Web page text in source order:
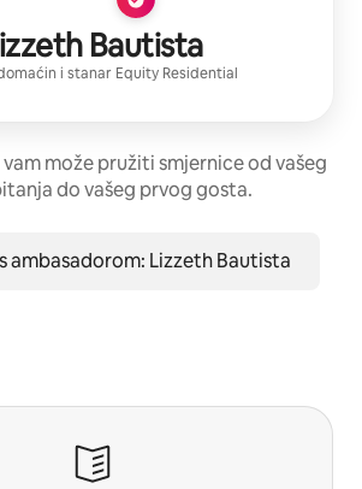
Bautista
i stanar Equity Residential
može pružiti smjernice od vašeg
do vašeg prvog gosta.
ambasadorom: Lizzeth Bautista